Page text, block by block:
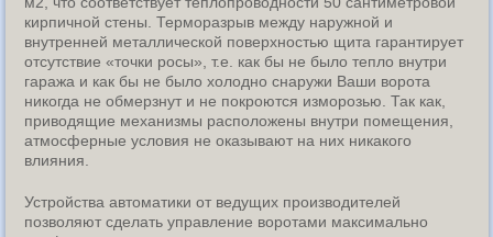
кирпичной стены. Терморазрыв между наружной и
внутренней металлической поверхностью щита гарантирует
отсутствие «точки росы», т.е. как бы не было тепло внутри
гаража и как бы не было холодно снаружи Ваши ворота
никогда не обмерзнут и не покроются изморозью. Так как,
приводящие механизмы расположены внутри помещения,
атмосферные условия не оказывают на них никакого
влияния.
Устройства автоматики от ведущих производителей
позволяют сделать управление воротами максимально